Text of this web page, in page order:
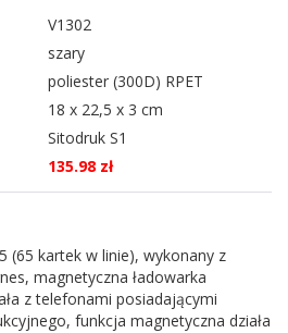
V1302
szary
poliester (300D) RPET
18 x 22,5 x 3 cm
Sitodruk S1
135.98 zł
(65 kartek w linie), wykonany z
magnetyczna ładowarka
z telefonami posiadającymi
funkcja magnetyczna działa